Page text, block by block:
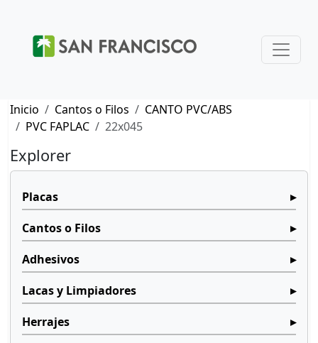
Inicio Cantos o Filos
CANTO PVC/ABS
PVC FAPLAC
22x045
Explorer
Placas
Cantos o Filos
Adhesivos
Lacas y Limpiadores
Herrajes